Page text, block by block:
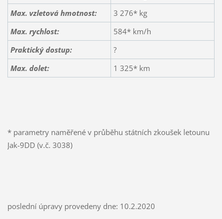
Max. vzletová hmotnost:
3 276* kg
Max. rychlost:
584* km/h
Praktický dostup:
?
Max. dolet:
1 325* km
* parametry naměřené v průběhu státních zkoušek letounu
Jak-9DD (v.č. 3038)
poslední úpravy provedeny dne: 10.2.2020